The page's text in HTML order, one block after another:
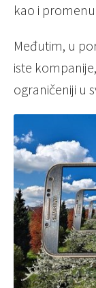
kao i
Međutim, u
iste
ograničeniji u